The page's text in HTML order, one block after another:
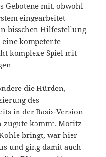
Gebotene mit, obwohl
eingearbeitet
bisschen Hilfestellung
kompetente
komplexe Spiel mit
die Hürden,
des
in der Basis-Version
zugute kommt. Moritz
bringt, war hier
und ging damit auch